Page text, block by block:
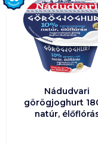
Nádudvari
görögjoghurt
natúr,